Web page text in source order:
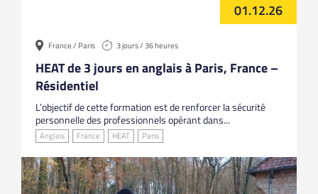
01.12.26
France / Paris 3 jours / 36 heures
HEAT de 3 jours en anglais à Paris, France –
Résidentiel
L’objectif de cette formation est de renforcer la sécurité
personnelle des professionnels opérant dans...
Anglais France HEAT Paris